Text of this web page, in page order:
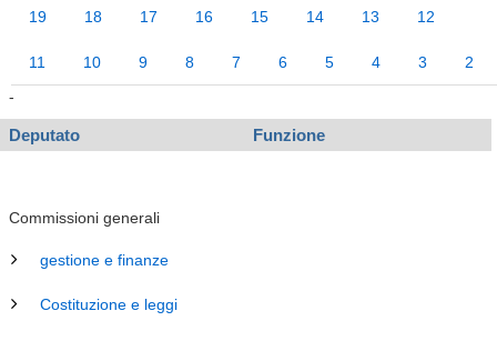
19 18 17 16 15 14 13 12
11 10 9 8 7 6 5 4 3
2
-
Deputato Funzione
Commissioni generali
gestione e finanze
Costituzione e leggi